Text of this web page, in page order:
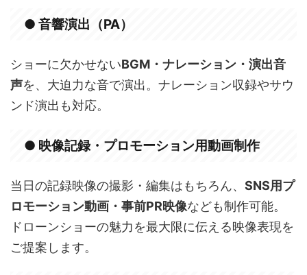
● 音響演出（PA）
ショーに欠かせないBGM・ナレーション・演出音
声を、大迫力な音で演出。ナレーション収録やサウ
ンド演出も対応。
● 映像記録・プロモーション用動画制作
当日の記録映像の撮影・編集はもちろん、 SNS用プ
ロモーション動画・事前PR映像なども制作可能。
ドローンショーの魅力を最大限に伝える映像表現を
ご提案します。